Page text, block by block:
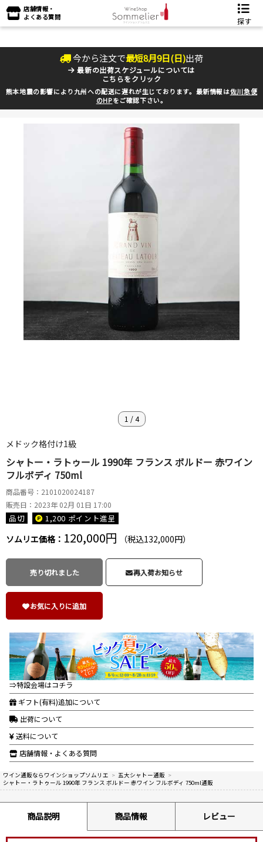
店舗情報・
よくある質問
探す
今から注文で最短8月9日(日)出荷
最新の出荷スケジュールについては
こちらをクリック
熊本地震の影響により九州への配送に遅れが生じております。最新情報は佐川急便
のHPをご確認下さい。
1 /4
メドック格付け1級
シャトー・ラトゥール 1990年 フランス ボルドー 赤ワイン
フルボディ 750ml
商品番号：2101020024187
販売日：2023年 02月 01日 17:00
品切 1,200 ポイント進呈
ソムリエ価格： 120,000円 （税込132,000円）
売り切れました 再入荷お知らせ
お気に入りに追加
⇒特設会場はコチラ
ギフト(有料)追加について
出荷について
送料について
店舗情報・よくある質問
ワイン通販ならワインショップソムリエ > 五大シャトー通販 >
シャトー・ラトゥール 1990年 フランス ボルドー 赤ワイン フルボディ 750ml通販
商品説明 商品情報 レビュー